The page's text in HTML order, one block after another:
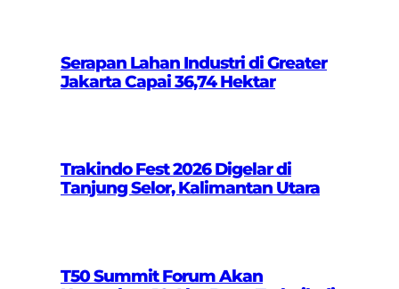
Serapan Lahan Industri di Greater
Jakarta Capai 36,74 Hektar
Trakindo Fest 2026 Digelar di
Tanjung Selor, Kalimantan Utara
T50 Summit Forum Akan